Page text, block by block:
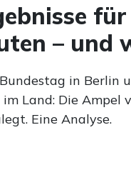
für
– und
in Berlin
Land: Die Ampel
Eine Analyse.